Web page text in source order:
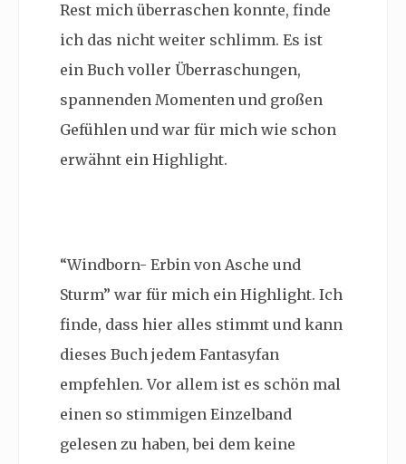
Rest mich überraschen konnte, finde
ich das nicht weiter schlimm. Es ist
ein Buch voller Überraschungen,
spannenden Momenten und großen
Gefühlen und war für mich wie schon
erwähnt ein Highlight.
“Windborn- Erbin von Asche und
Sturm” war für mich ein Highlight. Ich
finde, dass hier alles stimmt und kann
dieses Buch jedem Fantasyfan
empfehlen. Vor allem ist es schön mal
einen so stimmigen Einzelband
gelesen zu haben, bei dem keine